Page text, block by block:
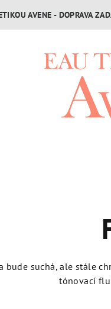
AVENE - DOPRAVA
suchá, ale stále
tónovací